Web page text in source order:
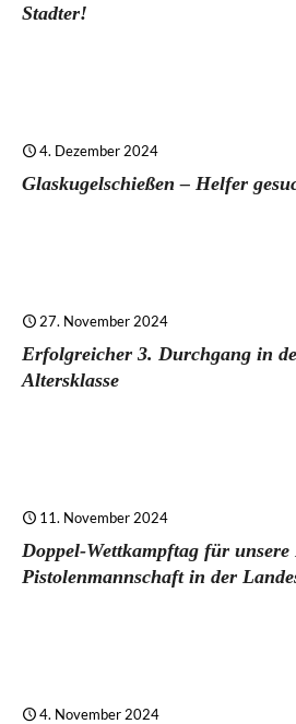
Stadter!
4. Dezember 2024
Glaskugelschießen – Helfer
27. November 2024
Erfolgreicher 3. Durchgang in
Altersklasse
11. November 2024
Doppel-Wettkampftag für
Pistolenmannschaft in der
4. November 2024